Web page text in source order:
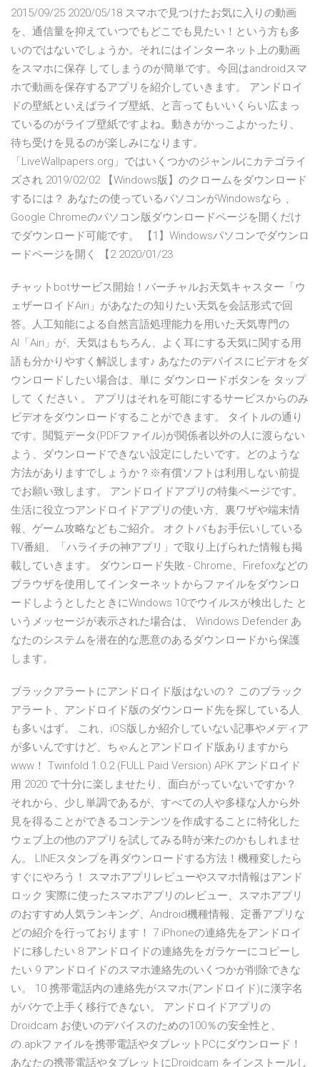
2015/09/25 2020/05/18 スマホで見つけたお気に入りの動画
を、通信量を抑えていつでもどこでも見たい！という方も多
いのではないでしょうか。それにはインターネット上の動画
をスマホに保存 してしまうのが簡単です。今回はandroidスマ
ホで動画を保存するアプリを紹介していきます。 アンドロイ
ドの壁紙といえばライブ壁紙、と言ってもいいくらい広まっ
ているのがライブ壁紙ですよね。動きがかっこよかったり、
待ち受けを見るのが楽しみになります。
「LiveWallpapers.org」ではいくつかのジャンルにカテゴライ
ズされ 2019/02/02 【Windows版】のクロームをダウンロード
するには？ あなたの使っているパソコンがWindowsなら 、
Google Chromeのパソコン版ダウンロードページを開くだけ
でダウンロード可能です。 【1】Windowsパソコンでダウンロ
ードページを開く 【2 2020/01/23
チャットbotサービス開始！バーチャルお天気キャスター「ウ
ェザーロイドAiri」があなたの知りたい天気を会話形式で回
答。人工知能による自然言語処理能力を用いた天気専門の
AI「Airi」が、天気はもちろん、よく耳にする天気に関する用
語も分かりやすく解説します♪ あなたのデバイスにビデオをダ
ウンロードしたい場合は、単に ダウンロードボタンを タップ
して ください 。 アプリはそれを可能にするサービスからのみ
ビデオをダウンロードすることができます。 タイトルの通り
です。閲覧データ(PDFファイル)が関係者以外の人に渡らない
よう、ダウンロードできない設定にしたいです。どのような
方法がありますでしょうか？※有償ソフトは利用しない前提
でお願い致します。 アンドロイドアプリの特集ページです。
生活に役立つアンドロイドアプリの使い方、裏ワザや端末情
報、ゲーム攻略などもご紹介。 オクトバもお手伝いしている
TV番組、「ハライチの神アプリ」で取り上げられた情報も掲
載していきます。 ダウンロード失敗 - Chrome、Firefoxなどの
ブラウザを使用してインターネットからファイルをダウンロ
ードしようとしたときにWindows 10でウイルスが検出した と
いうメッセージが表示された場合は、 Windows Defender あ
なたのシステムを潜在的な悪意のあるダウンロードから保護
します。
ブラックアラートにアンドロイド版はないの？ このブラック
アラート、アンドロイド版のダウンロード先を探している人
も多いはず。 これ、iOS版しか紹介していない記事やメディア
が多いんですけど、ちゃんとアンドロイド版ありますから
www！ Twinfold 1.0.2 (FULL Paid Version) APK アンドロイド
用 2020 で十分に楽しませたり、面白がっていないですか？
それから、少し単調であるが、すべての人や多様な人から外
見を得ることができるコンテンツを作成することに特化した
ウェブ上の他のアプリを試してみる時が来たのかもしれませ
ん。 LINEスタンプを再ダウンロードする方法！機種変したら
すぐにやろう！ スマホアプリレビューやスマホ情報はアンド
ロック 実際に使ったスマホアプリのレビュー、スマホアプリ
のおすすめ人気ランキング、Android機種情報、定番アプリな
どの紹介を行っております！ 7 iPhoneの連絡先をアンドロイ
ドに移したい 8 アンドロイドの連絡先をガラケーにコピーし
たい 9 アンドロイドのスマホ連絡先のいくつかが削除できな
い。 10 携帯電話内の連絡先がスマホ(アンドロイド)に漢字名
がバケで上手く移行できない。 アンドロイドアプリの
Droidcam お使いのデバイスのための100％の安全性と、
の.apkファイルを携帯電話やタブレットPCにダウンロード！
あなたの携帯電話やタブレットにDroidcam をインストールし